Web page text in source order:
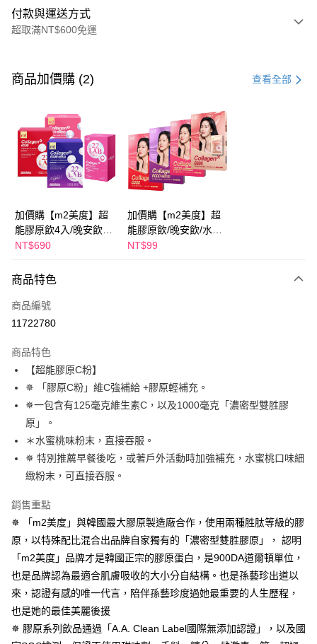
付款與運送方式
超取滿NT$600免運
信用卡一次付款
LINE Pay
Apple Pay
街口支付
悠遊付
大哥付你分期
相關說明
1.本服務由台灣大哥大提供，台灣大哥大用戶可立即使用無須另外申請。
流程，驗證手機門號後，選擇欲分期的期數、繳款截止日，確認付款後即完
成交易。
消。如遇「轉專審核」未通過狀況，表示未達大哥付你分期系統評分，恕無
法說明評估內容。
【繳款方式說明】
1.分期款項不併入電信帳單，「大哥付你分期」於每月結算日後寄送繳費提
醒簡訊。
2.透過簡訊連結打開帳單後，可選擇「超商條碼／台灣大直營門市／銀行轉
【注意事項】
1.本服務係由「台灣大哥大股份有限公司」（以下簡稱本公司）所提供，讓
用戶於交易時，得透過本服務購買商品或服務，並由商店將買賣／分期付款
2.基於同意付款使用「大哥付你分期」之契約關係目的，商店將以您的個人
資料（包含姓名、電話或地址）提供予台灣大哥大進項蒐集、處理及利用，
由本公司與您本人進行分期帳單所需資料之確認、核對及更正。
3.完整用戶服務條款，請詳閱以下連結： https://oppay.tw/userRule
AFTEE先享後付
【關於「AFTEE先享後付」】
AFTEE先享後付是「在收到商品之後才付款」的支付方式。 讓您購物簡單
１．簡單：不需註冊會員、不需綁卡、不需儲值。
３．安心：先確認商品／服務後，再付款。
【「AFTEE先享後付」結帳流程】
１．於結帳方式選擇「AFTEE先享後付」後，將跳轉至「AFTEE先享後付」
結帳頁面，進行簡訊認證並確認金額後，即可完成結帳。
２．訂單成立數日內，您將收到繳費通知簡訊。
３．收到繳費通知簡訊後14天內，點擊此簡訊中的連結，可透過四大超商／
ATM／網路銀行／等多元方式進行付款，方視為交易完成。
※ 請注意：結帳手續完成當下不需立刻繳費，但若您需要取消訂單，請聯絡
後付繳納相關費用。
是否繳費成功／繳費後需取消欲退款等相關疑問，請聯繫「AFTEE先享後付
客戶支援中心」https://netprotections.freshdesk.com/support/home
【注意事項】
１．透過由恩沛科技股份有限公司提供之「AFTEE先享後付」服務完成之交
易，需依本服務之必要範圍內提供個人資料，並將交易相關給付款項請求債
權轉讓予恩沛科技股份有限公司。
２．關於個人資料處理事宜，請瀏覽以下網址：
https://aftee.tw/terms/#terms3
３．未成年的使用者請事先徵得法定代理人或監護人之同意方可使用
ATM付款
運送方式
每筆NT$100，滿NT$600(含以上)免運費
付款後全家取貨
每筆NT$100，滿NT$600(含以上)免運費
萊爾富取貨付款
付款後萊爾富取貨
每筆NT$100，滿NT$600(含以上)免運費
7-11取貨付款
每筆NT$100，滿NT$600(含以上)免運費
付款後7-11取貨
每筆NT$100，滿NT$600(含以上)免運費
商品加價購 (2) 查看全部
加價購【m2美度】超
能膠原飲4入/晚安飲4
入/水光飲4入/新生飲4
NT$690
加價購【m2美度】超
能膠原飲/晚安飲/水光
飲/新生飲 -(1入/任選1
NT$99
商品特色
商品編號
11722780
商品特色
【超能膠原C粉】
✵ 「膠原C粉」維C強補給 +膠原輕補充。
✵一包含有125毫克維生素C，以及1000毫克「濃密型雙胜膠
原」。
＊水蜜桃味粉末，直接吞服。
✵ 特別推薦早餐後吃，或著戶外活動時加強補充，水蜜桃口味細
緻粉末，可直接吞服。
銷售重點
✵ 「m2美度」與韓國最大膠原製造廠合作，使用兩種胜肽等級的膠
原，以特殊配比混合出品牌自家獨有的「濃密型雙胜膠原」， 認明
「m2美度」品牌才是韓國正宗的膠原蛋白，是900DA道爾頓單位，
也是品牌認為最適合肌膚吸收的大小分自結構。也是孫藝珍出道以
來，認證有感的唯一代言，陪伴孫藝珍度過她最重要的人生歷程，
也是她的最佳美麗後援
✵ 膠原系列飲品通過「A.A. Clean Label國際無添加認證」，以及國